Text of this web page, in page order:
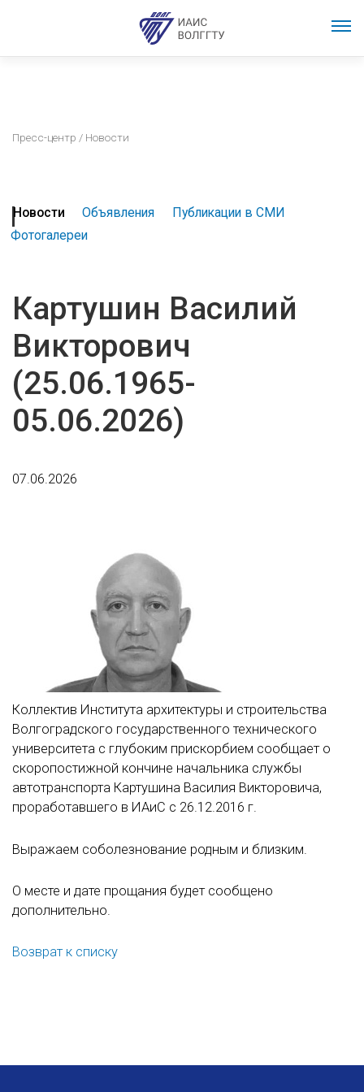
Пресс-центр / Новости
Новости Объявления
Публикации в СМИ
Фотогалереи
Картушин Василий
Викторович
(25.06.1965-
05.06.2026)
07.06.2026
Коллектив Института архитектуры и строительства
Волгоградского государственного технического
университета с глубоким прискорбием сообщает о
скоропостижной кончине начальника службы
автотранспорта Картушина Василия Викторовича,
проработавшего в ИАиС с 26.12.2016 г.
Выражаем соболезнование родным и близким.
О месте и дате прощания будет сообщено
дополнительно.
Возврат к списку